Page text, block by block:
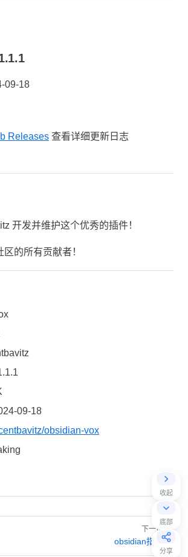
收起
底部
分享
09-18
Releases 查看详细更新日志
开发并维护这个优秀的插件！
的所有贡献者！
09-18
obsidian-vox
下一页
obsidian指南